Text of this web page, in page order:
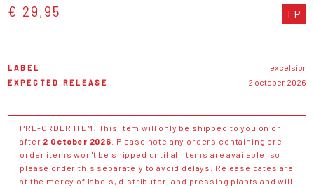
€ 29,95 LP
LABEL
excelsior
EXPECTED RELEASE
2 october 2026
PRE-ORDER ITEM: This item will only be shipped to you on or
after 2 October 2026 . Please note any orders containing pre-
order items won't be shipped until all items are available, so
please order this separately to avoid delays. Release dates are
at the mercy of labels, distributor, and pressing plants and will